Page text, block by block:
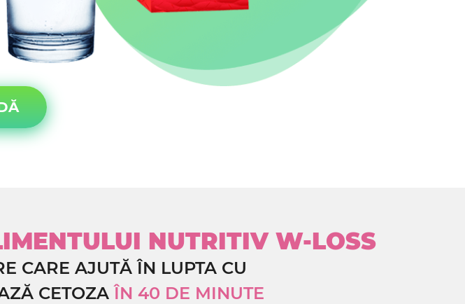
NUTRITIV W-LOSS
CARE AJUTĂ ÎN LUPTA CU
CETOZAÎN 40 DE MINUTE